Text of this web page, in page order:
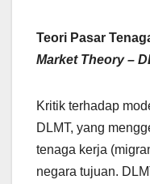
Teori Pasar
Market Theory –
Kritik terhadap
DLMT, yang
tenaga kerja
negara tujuan.